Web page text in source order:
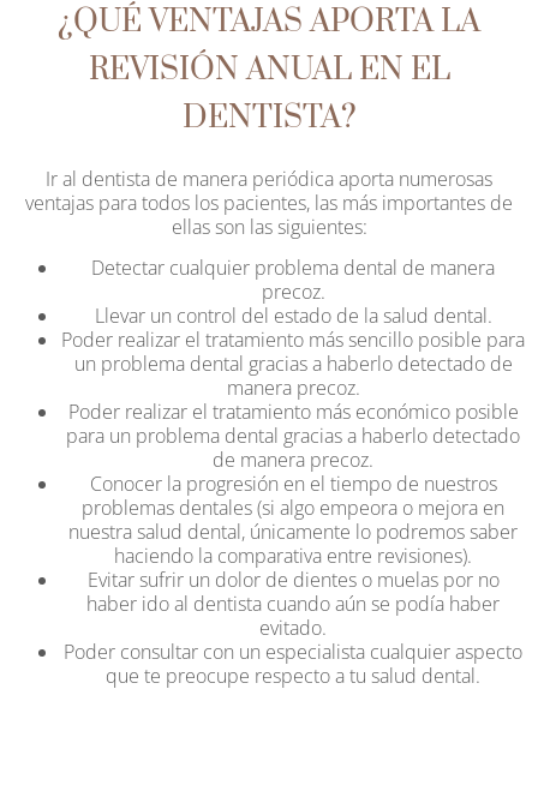
¿QUÉ VENTAJAS APORTA LA
REVISIÓN ANUAL EN EL
DENTISTA?
Ir al dentista de manera periódica aporta numerosas
ventajas para todos los pacientes, las más importantes de
ellas son las siguientes:
Detectar cualquier problema dental de manera
precoz.
Llevar un control del estado de la salud dental.
Poder realizar el tratamiento más sencillo posible para
un problema dental gracias a haberlo detectado de
manera precoz.
Poder realizar el tratamiento más económico posible
para un problema dental gracias a haberlo detectado
de manera precoz.
Conocer la progresión en el tiempo de nuestros
problemas dentales (si algo empeora o mejora en
nuestra salud dental, únicamente lo podremos saber
haciendo la comparativa entre revisiones).
Evitar sufrir un dolor de dientes o muelas por no
haber ido al dentista cuando aún se podía haber
evitado.
Poder consultar con un especialista cualquier aspecto
que te preocupe respecto a tu salud dental.